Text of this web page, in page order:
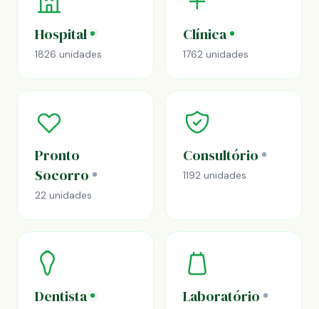
Hospital
1826 unidades
Clínica
1762 unidades
Pronto
Socorro
22 unidades
Consultório
1192 unidades
Dentista Laboratório